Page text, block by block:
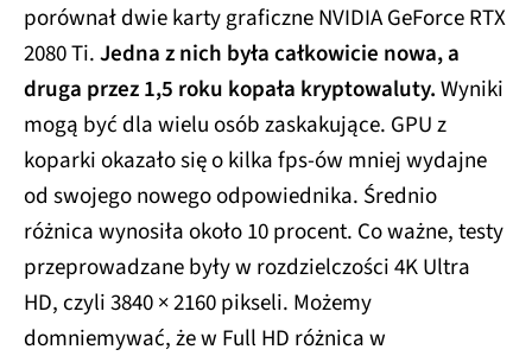
porównał dwie karty graficzne NVIDIA GeForce RTX
2080 Ti.Jedna z nich była całkowicie nowa, a
druga przez 1,5 roku kopała kryptowaluty.Wyniki
mogą być dla wielu osób zaskakujące. GPU z
koparki okazało się o kilka fps-ów mniej wydajne
od swojego nowego odpowiednika. Średnio
różnica wynosiła około 10 procent. Co ważne, testy
przeprowadzane były w rozdzielczości 4K Ultra
HD, czyli 3840 × 2160 pikseli. Możemy
domniemywać, że w Full HD różnica w